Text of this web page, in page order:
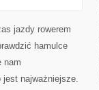
ORGANIZMEM
W
WYSIŁKU
jazdy rowerem
hamulce
nam
najważniejsze.